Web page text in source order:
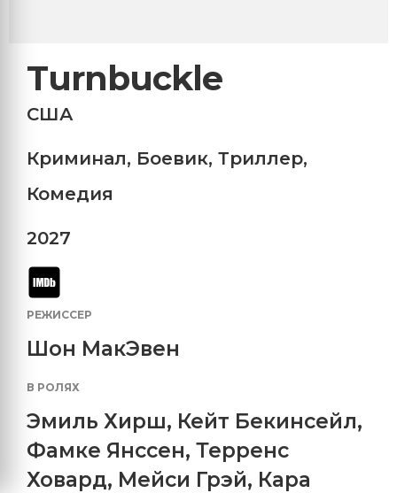
Turnbuckle
США
Криминал, Боевик, Триллер,
Комедия
2027
РЕЖИССЕР
Шон МакЭвен
В РОЛЯХ
Эмиль Хирш, Кейт Бекинсейл,
Фамке Янссен, Терренс
Ховард, Мейси Грэй, Кара